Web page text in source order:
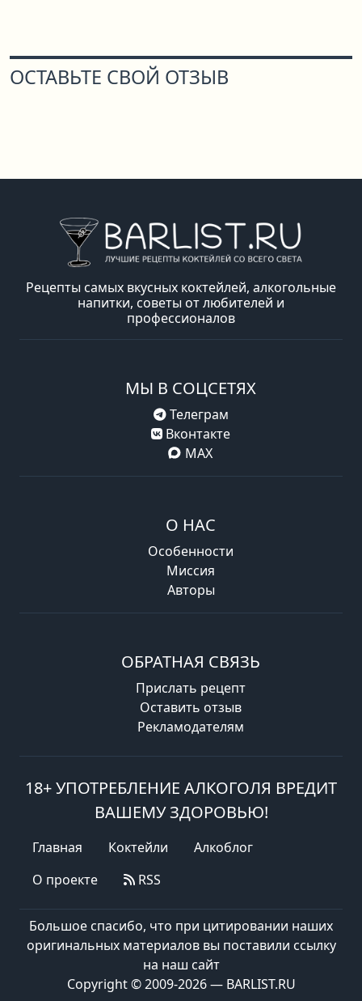
ОСТАВЬТЕ СВОЙ ОТЗЫВ
Рецепты самых вкусных коктейлей, алкогольные
напитки, советы от любителей и
профессионалов
МЫ В СОЦСЕТЯХ
Телеграм
Вконтакте
MAX
О НАС
Особенности
Миссия
Авторы
ОБРАТНАЯ СВЯЗЬ
Прислать рецепт
Оставить отзыв
Рекламодателям
18+ УПОТРЕБЛЕНИЕ АЛКОГОЛЯ ВРЕДИТ
ВАШЕМУ ЗДОРОВЬЮ!
Главная Коктейли
Алкоблог
О проекте
RSS
Большое спасибо, что при цитировании наших
оригинальных материалов вы поставили ссылку
на наш сайт
Copyright © 2009-2026 — BARLIST.RU